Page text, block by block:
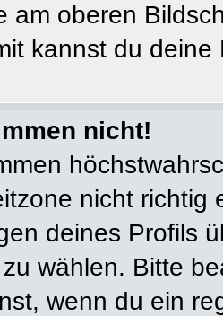
am oberen
kannst du
nicht!
nicht richtig
deines Profils
wählen. Bitte
wenn du ein